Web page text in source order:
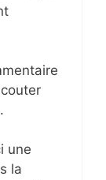
une
la